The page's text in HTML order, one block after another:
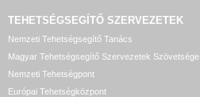
TEHETSÉGSEGÍTŐ SZERVEZETEK
Nemzeti Tehetségsegítő Tanács
Magyar Tehetségsegítő Szervezetek Szövetsége
Nemzeti Tehetségpont
Európai Tehetségközpont